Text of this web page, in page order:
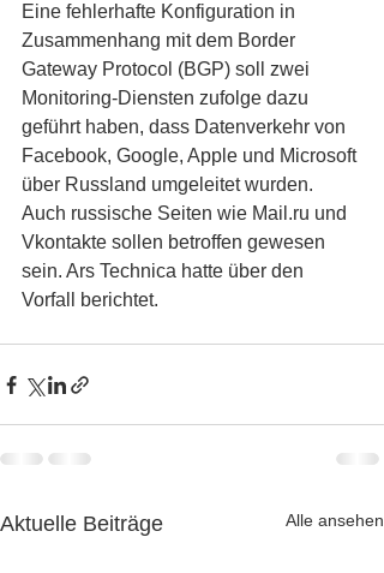
Eine fehlerhafte Konfiguration in
Zusammenhang mit dem Border
Gateway Protocol (BGP) soll zwei
Monitoring-Diensten zufolge dazu
geführt haben, dass Datenverkehr von
Facebook, Google, Apple und Microsoft
über Russland umgeleitet wurden.
Auch russische Seiten wie Mail.ru und
Vkontakte sollen betroffen gewesen
sein. Ars Technica hatte über den
Vorfall berichtet.
Aktuelle Beiträge Alle ansehen